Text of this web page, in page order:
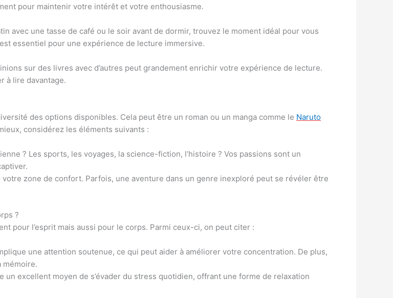
pour maintenir votre intérêt et votre enthousiasme.
avec une tasse de café ou le soir avant de dormir, trouvez le moment idéal pour vous
essentiel pour une expérience de lecture immersive.
sur des livres avec d’autres peut grandement enrichir votre expérience de lecture.
à lire davantage.
des options disponibles. Cela peut être un roman ou un manga comme le Naruto
considérez les éléments suivants :
? Les sports, les voyages, la science-fiction, l’histoire ? Vos passions sont un
votre zone de confort. Parfois, une aventure dans un genre inexploré peut se révéler être
?
pour l’esprit mais aussi pour le corps. Parmi ceux-ci, on peut citer :
une attention soutenue, ce qui peut aider à améliorer votre concentration. De plus,
mémoire.
un excellent moyen de s’évader du stress quotidien, offrant une forme de relaxation